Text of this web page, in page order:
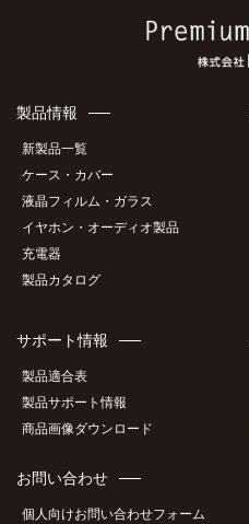
製品情報
新製品一覧
ケース・カバー
液晶フィルム・ガラス
イヤホン・オーディオ製品
充電器
製品カタログ
サポート情報
製品適合表
製品サポート情報
商品画像ダウンロード
お問い合わせ
個人向けお問い合わせフォーム